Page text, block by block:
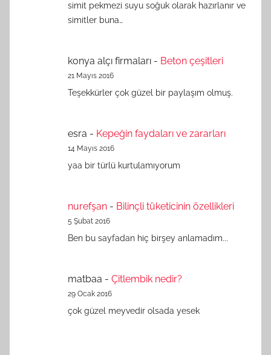
simit pekmezi suyu soğuk olarak hazırlanır ve
simitler buna…
konya alçı firmaları - Beton çeşitleri
21 Mayıs 2016
Teşekkürler çok güzel bir paylaşım olmuş.
esra - Kepeğin faydaları ve zararları
14 Mayıs 2016
yaa bir türlü kurtulamıyorum
nurefşan - Bilinçli tüketicinin özellikleri
5 Şubat 2016
Ben bu sayfadan hiç birşey anlamadım...
matbaa - Çitlembik nedir?
29 Ocak 2016
çok güzel meyvedir olsada yesek